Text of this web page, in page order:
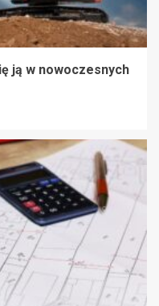
ją w nowoczesnych